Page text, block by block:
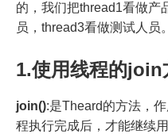
的，我们把thread1看做产
员，thread3看做测试人员。
1.使用线程的join
join():是Theard的方法，
程执行完成后，才能继续用